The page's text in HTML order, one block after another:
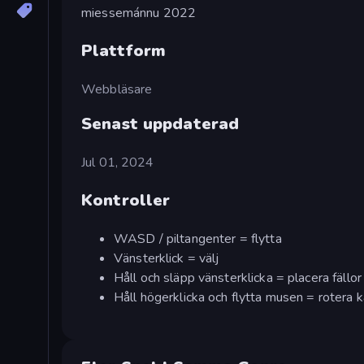
miessemánnu 2022
Plattform
Webbläsare
Senast uppdaterad
Jul 01, 2024
Kontroller
WASD / piltangenter = flytta
Vänsterklick = välj
Håll och släpp vänsterklicka = placera fällor
Håll högerklicka och flytta musen = rotera